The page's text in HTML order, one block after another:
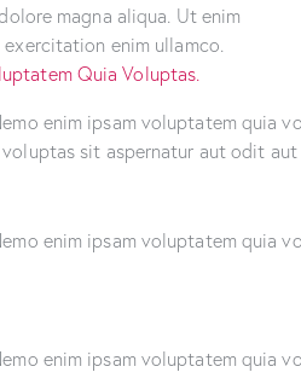
magna aliqua. Ut enim
enim ullamco.
Quia Voluptas.
enim ipsam voluptatem quia
sit aspernatur aut odit
enim ipsam voluptatem quia
enim ipsam voluptatem quia